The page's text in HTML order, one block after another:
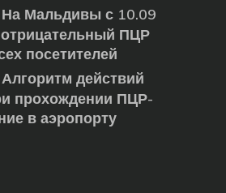
На Мальдивы с 10.09
отрицательный ПЦР
посетителей
Алгоритм действий
прохождении ПЦР-
в аэропорту